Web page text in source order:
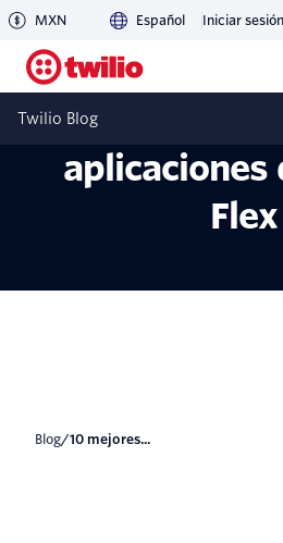
MXN Español Iniciar sesión
Twilio Blog
10 mejores
aumentar la
aplicaciones
Flex
blog/ 10 mejores...